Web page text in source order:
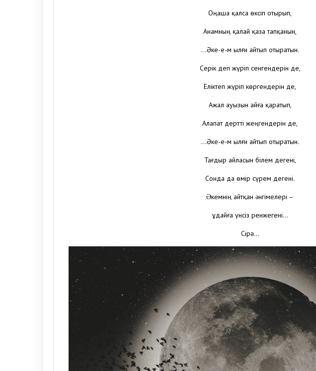
Оңаша қалса өксіп отырып,
Анамның қалай қаза тапқанын,
…Әке-е-м ылғи айтып отыратын.
Серік деп жүріп сенгендерін де,
Еліктеп жүріп көргендерін де,
Ажал ауызын айға қаратып,
Алапат дертті жеңгендерін де,
…Әке-е-м ылғи айтып отыратын.
Тағдыр айласын білем дегені,
Сонда да өмір сүрем дегені.
Əкемнің айтқан əнгімелері –
Құдайға үнсіз ренжегені…
Сірә…